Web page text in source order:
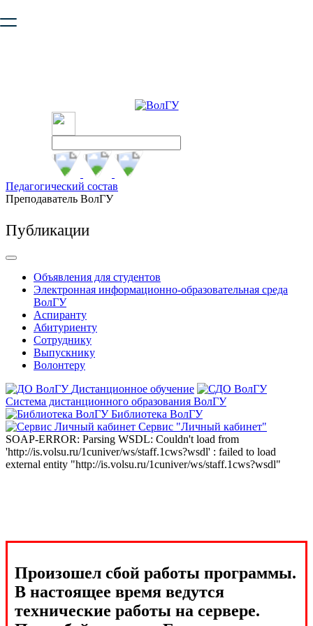
безопасную работу с сайтом. Пожалуйста
Педагогический состав
Преподаватель ВолГУ
Публикации
Объявления для студентов
Электронная информационно-образовательная среда
ВолГУ
Аспиранту
Абитуриенту
Сотруднику
Выпускнику
Волонтеру
Дистанционное обучение
Система дистанционного образования ВолГУ
Библиотека ВолГУ
Сервис "Личный кабинет"
SOAP-ERROR: Parsing WSDL: Couldn't load from
'http://is.volsu.ru/1cuniver/ws/staff.1cws?wsdl' : failed to load
external entity "http://is.volsu.ru/1cuniver/ws/staff.1cws?wsdl"
Произошел сбой работы программы.
В настоящее время ведутся
технические работы на сервере.